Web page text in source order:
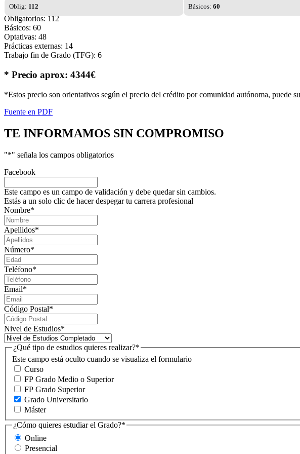
Oblig: 112 Básicos:60
Obligatorios: 112
Básicos: 60
Optativas: 48
Prácticas externas: 14
Trabajo fin de Grado (TFG): 6
* Precio aprox: 4344€
*Estos precio son orientativos según el precio del crédito por comunidad autónoma, puede
Fuente en PDF
TE INFORMAMOS SIN COMPROMISO
"*" señala los campos obligatorios
Facebook
Este campo es un campo de validación y debe quedar sin cambios.
Estás a un solo clic de hacer despegar tu carrera profesional
Nombre*
Apellidos*
Número*
Teléfono*
Email*
Código Postal*
Nivel de Estudios*
Este campo está oculto cuando se visualiza el formulario
¿Qué tipo de estudios quieres realizar?*
Curso
FP Grado Medio o Superior
FP Grado Superior
Grado Universitario
Máster
¿Cómo quieres estudiar el Grado?*
Online
Presencial